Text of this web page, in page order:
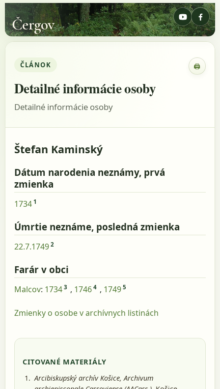
Čergov
ČLÁNOK 🖨
Detailné informácie osoby
Detailné informácie osoby
Štefan Kaminský
Dátum narodenia neznámy, prvá
zmienka
1734 1
Úmrtie neznáme, posledná zmienka
22.7.1749 2
Farár v obci
Malcov: 1734 3 , 1746 4 , 1749 5
Zmienky o osobe v archívnych listinách
CITOVANÉ MATERIÁLY
Arcibiskupský archív Košice, Archivum